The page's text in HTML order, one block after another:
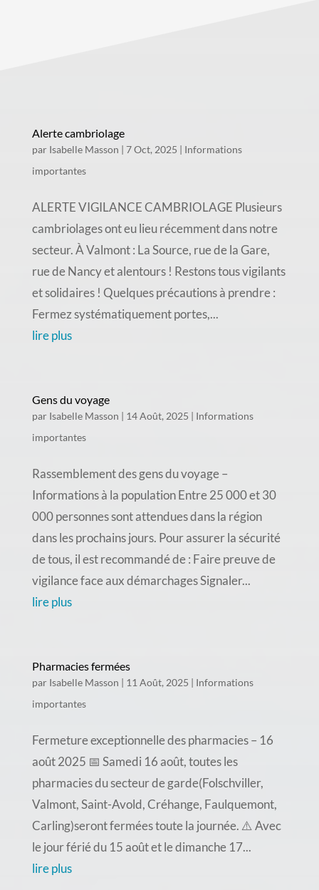
Alerte cambriolage
par Isabelle Masson | 7 Oct, 2025 | Informations
importantes
ALERTE VIGILANCE CAMBRIOLAGE Plusieurs
cambriolages ont eu lieu récemment dans notre
secteur. À Valmont : La Source, rue de la Gare,
rue de Nancy et alentours ! Restons tous vigilants
et solidaires ! Quelques précautions à prendre :
Fermez systématiquement portes,...
lire plus
Gens du voyage
par Isabelle Masson | 14 Août, 2025 | Informations
importantes
Rassemblement des gens du voyage –
Informations à la population Entre 25 000 et 30
000 personnes sont attendues dans la région
dans les prochains jours. Pour assurer la sécurité
de tous, il est recommandé de : Faire preuve de
vigilance face aux démarchages Signaler...
lire plus
Pharmacies fermées
par Isabelle Masson | 11 Août, 2025 | Informations
importantes
Fermeture exceptionnelle des pharmacies – 16
août 2025 📅 Samedi 16 août, toutes les
pharmacies du secteur de garde(Folschviller,
Valmont, Saint-Avold, Créhange, Faulquemont,
Carling)seront fermées toute la journée. ⚠️ Avec
le jour férié du 15 août et le dimanche 17...
lire plus